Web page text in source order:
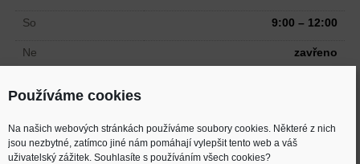
Používáme cookies
Na našich webových stránkách používáme soubory cookies. Některé z nich
jsou nezbytné, zatímco jiné nám pomáhají vylepšit tento web a váš
uživatelský zážitek. Souhlasíte s používáním všech cookies?
So 9:00 – 12:00
Ne zavřeno
Adresa